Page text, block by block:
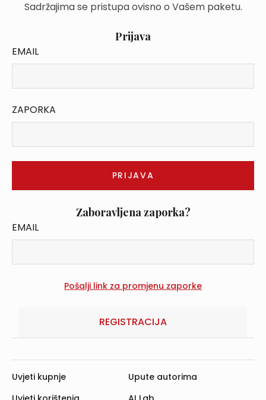
Sadržajima se pristupa ovisno o Vašem paketu.
Prijava
EMAIL
ZAPORKA
Zaboravljena zaporka?
EMAIL
REGISTRACIJA
Uvjeti kupnje
Upute autorima